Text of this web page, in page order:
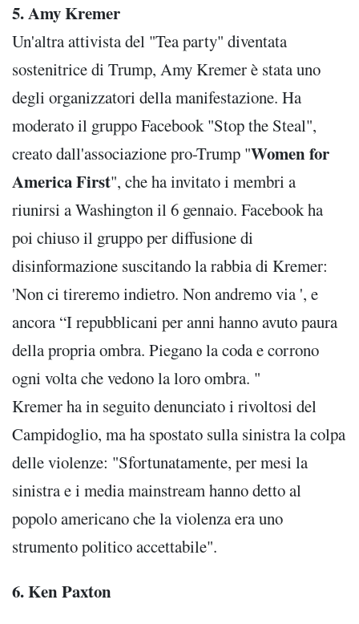
5. Amy Kremer
Un'altra attivista del "Tea party" diventata
sostenitrice di Trump, Amy Kremer è stata uno
degli organizzatori della manifestazione. Ha
moderato il gruppo Facebook "Stop the Steal",
creato dall'associazione pro-Trump "Women for
America First", che ha invitato i membri a
riunirsi a Washington il 6 gennaio. Facebook ha
poi chiuso il gruppo per diffusione di
disinformazione suscitando la rabbia di Kremer:
'Non ci tireremo indietro. Non andremo via ', e
ancora “I repubblicani per anni hanno avuto paura
della propria ombra. Piegano la coda e corrono
ogni volta che vedono la loro ombra. "
Kremer ha in seguito denunciato i rivoltosi del
Campidoglio, ma ha spostato sulla sinistra la colpa
delle violenze: "Sfortunatamente, per mesi la
sinistra e i media mainstream hanno detto al
popolo americano che la violenza era uno
strumento politico accettabile".
6. Ken Paxton